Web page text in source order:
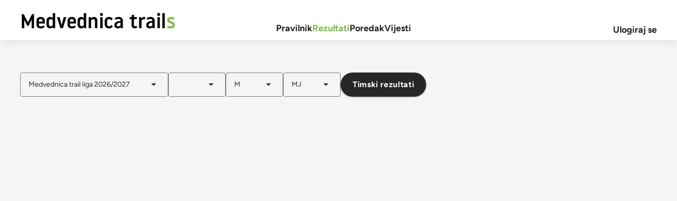
PravilnikRezultatiPoredakVijesti Ulogiraj se
Medvednica trail liga 2026/2027 M MJ Timski rezultati